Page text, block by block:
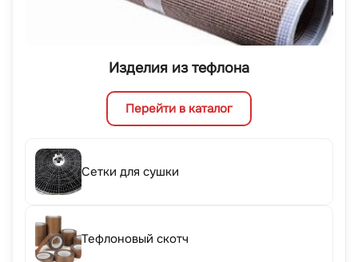
Изделия из тефлона
Перейти в каталог
Сетки для сушки
Тефлоновый скотч